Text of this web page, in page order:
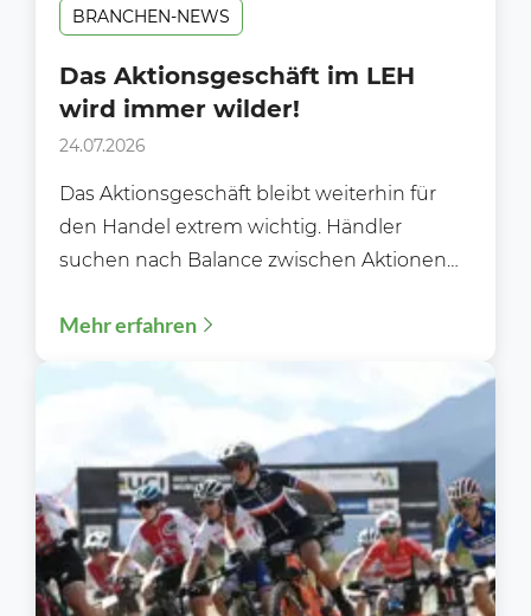
BRANCHEN-NEWS
Das Aktionsgeschäft im LEH
wird immer wilder!
24.07.2026
Das Aktionsgeschäft bleibt weiterhin für
den Handel extrem wichtig. Händler
suchen nach Balance zwischen Aktionen
Lebensmittelhandel bleiben Aktionspreise
und...
Mehr erfahren